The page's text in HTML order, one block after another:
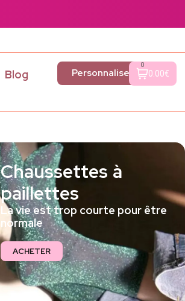
Blog Personnaliser
0
0.00€
Chaussettes à
paillettes
La vie est trop courte pour être
normale
ACHETER